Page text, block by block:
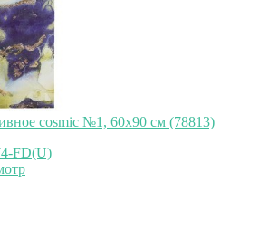
cosmic №1, 60х90 см (78813)
FD(U)